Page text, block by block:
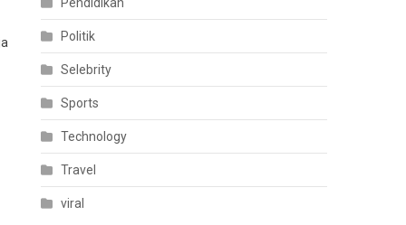
Politik
Selebrity
Sports
Technology
Travel
viral